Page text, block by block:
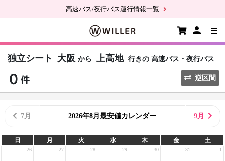
高速バス/夜行バス運行情報一覧
独立シート 大阪 から 上高地 行きの 高速バス・夜行バス
逆区間
7月 2026年8月最安値カレンダー 9月
日 月 火 水 木 金 土
26 27 28 29 30 31 1